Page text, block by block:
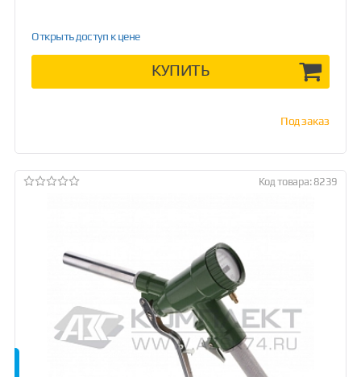
Открыть доступ к цене
КУПИТЬ
Под заказ
Код товара: 8239